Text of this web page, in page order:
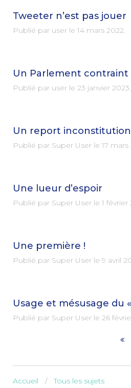
Tweeter n’est pas jouer
Publié par user le 14 mars 2022.
Un Parlement contraint
Publié par user le 23 janvier 2023.
Un report
Publié par Super User le 17
Une lueur d’espoir
Publié par Super User le 1 février
Une première !
Publié par Super User le 9 avril
Usage et mésusage du
Publié par Super User le 26
Accueil
Tous les sujets